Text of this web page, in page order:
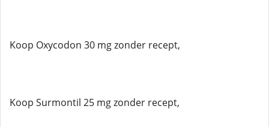
Koop Oxycodon 30 mg zonder recept,
Koop Surmontil 25 mg zonder recept,